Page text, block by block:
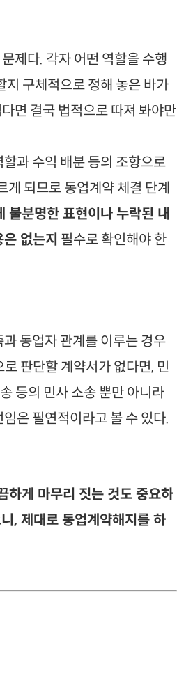
문제다. 각자 어떤 역할을 수행
지 구체적으로 정해 놓은 바가
면 결국 법적으로 따져 봐야만
과 수익 배분 등의 조항으로
되므로 동업계약 체결 단계
불분명한 표현이나 누락된 내
없는지 필수로 확인해야 한
동업자 관계를 이루는 경우
판단할 계약서가 없다면, 민
등의 민사 소송 뿐만 아니라
은 필연적이라고 볼 수 있다.
하게 마무리 짓는 것도 중요하
, 제대로 동업계약해지를 하